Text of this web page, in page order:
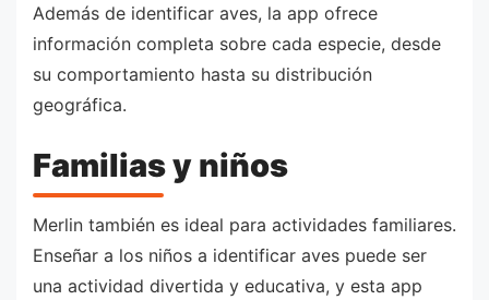
Además de identificar aves, la app ofrece
información completa sobre cada especie, desde
su comportamiento hasta su distribución
geográfica.
Familias y niños
Merlin también es ideal para actividades familiares.
Enseñar a los niños a identificar aves puede ser
una actividad divertida y educativa, y esta app